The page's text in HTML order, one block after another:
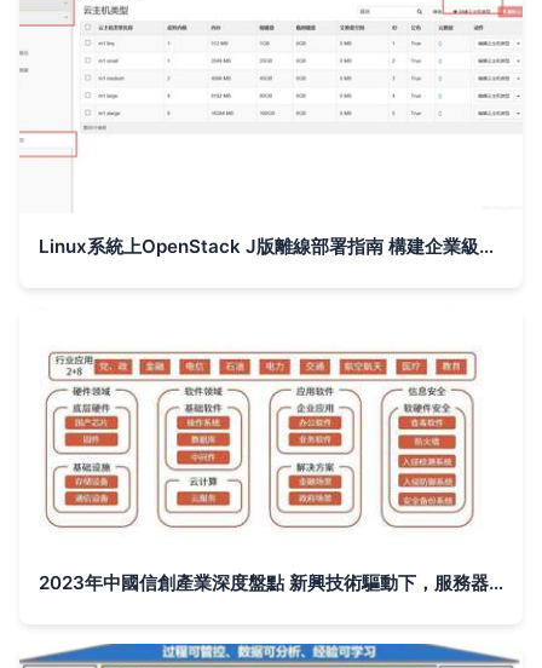
Linux系統上OpenStack J版離線部署指南 構建企業級云計算服務環境
2023年中國信創產業深度盤點 新興技術驅動下，服務器行業與云服務裝備的協同演進